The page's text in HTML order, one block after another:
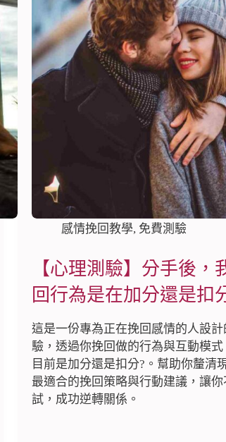
感情挽回教學, 免費測驗
【心理測驗】分手後，
回行為是在加分還是扣
這是一份專為正在挽回感情的人設計
驗，透過你挽回做的行為與互動模
目前是加分還是扣分?。幫助你釐清
最適合的挽回策略與行動建議，讓
試，成功逆轉關係。